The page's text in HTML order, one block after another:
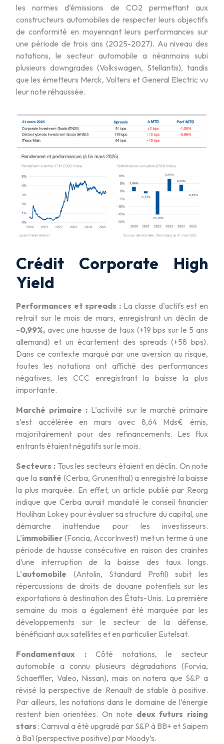
les normes d’émissions de CO2 permettant aux
constructeurs automobiles de respecter leurs objectifs
de conformité en moyennant leurs performances sur
une période de trois ans (2025-2027). Au niveau des
notations, le secteur automobile a néanmoins subi
plusieurs downgrades (Volkswagen, Stellantis), tandis
que les émetteurs Merck, Volters et General Electric vu
leur note réhaussée.
Crédit Corporate High
Yield
Performances et spreads : La classe d’actifs est en
retrait sur le mois de mars, enregistrant un déclin de
-0,99%, avec une hausse de taux (+19 bps sur le 5 ans
allemand) et un écartement des spreads (+58 bps).
Dans ce contexte marqué par une aversion au risque,
toutes les notations ont affiché des performances
négatives, les CCC enregistrant la baisse la plus
importante.
Marché primaire : L’activité sur le marché primaire
s’est accélérée en mars avec 8,64 Mds€ émis,
majoritairement pour des refinancements. Les flux
entrants étaient négatifs sur le mois.
Secteurs : Tous les secteurs étaient en déclin. On note
que la santé (Cerba, Grunenthal) a enregistré la baisse
la plus marquée. En effet, un article publié par Reorg
indique que Cerba aurait mandaté le conseil financier
Houlihan Lokey pour évaluer sa structure du capital, une
démarche inattendue pour les investisseurs.
L’immobilier (Foncia, AccorInvest) met un terme à une
période de hausse consécutive en raison des craintes
d’une interruption de la baisse des taux longs.
L’automobile (Antolin, Standard Profil) subit les
répercussions de droits de douane potentiels sur les
exportations à destination des États-Unis. La première
semaine du mois a également été marquée par les
développements sur le secteur de la défense,
bénéficiant aux satellites et en particulier Eutelsat.
Fondamentaux :Côté notations, le secteur
automobile a connu plusieurs dégradations (Forvia,
Schaeffler, Valeo, Nissan), mais on notera que S&P a
révisé la perspective de Renault de stable à positive.
Par ailleurs, les notations dans le domaine de l’énergie
restent bien orientées. On note deux futurs rising
stars: Carnival a été upgradé par S&P à BB+ et Saipem
à Ba1 (perspective positive) par Moody’s.